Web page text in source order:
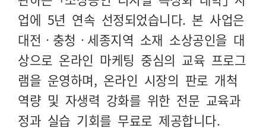
업에 5년 연속 선정되었습니다. 본 사업은
대전 ㆍ 충청 ㆍ 세종지역 소재 소상공인을 대
상으로 온라인 마케팅 중심의 교육 프로그
램을 운영하며, 온라인 시장의 판로 개척
역량 및 자생력 강화를 위한 전문 교육과
정과 실습 기회를 무료로 제공합니다.